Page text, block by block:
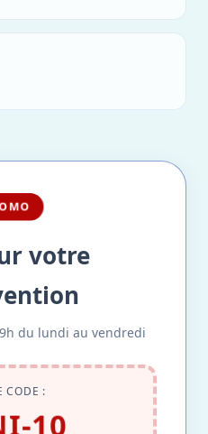
votre
du lundi au vendredi
CODE :
10